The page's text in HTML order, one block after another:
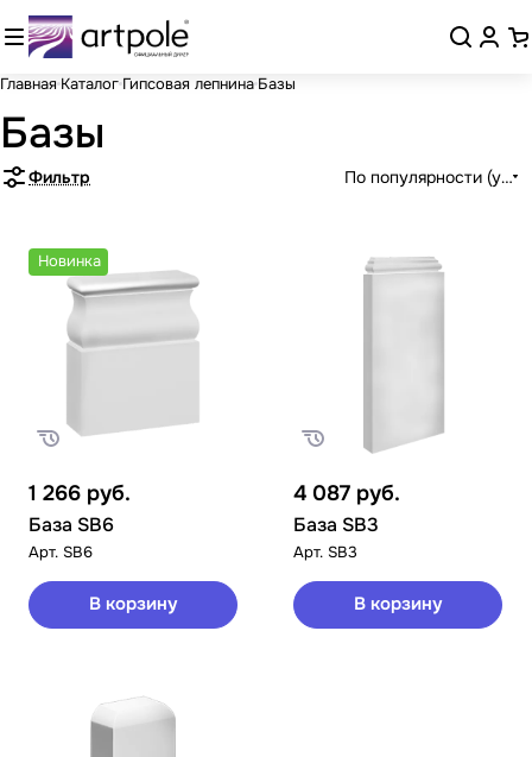
Главная Каталог Гипсовая лепнина Базы
Базы
Фильтр По популярности
Новинка
1 266 руб.
База SB6
Арт. SB6
В корзину
4 087 руб.
База SB3
Арт. SB3
В корзину